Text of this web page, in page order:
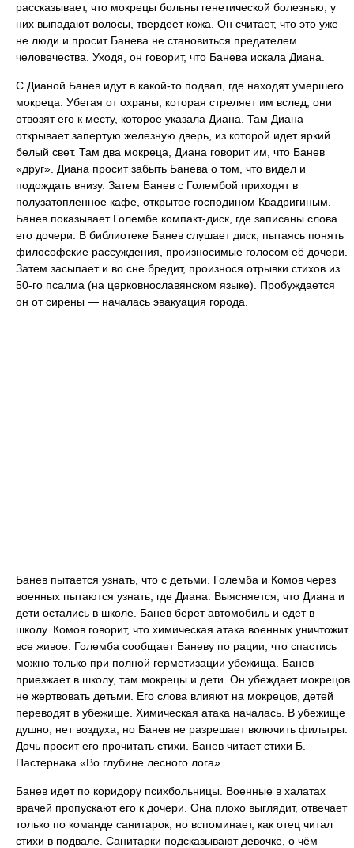
рассказывает, что мокрецы больны генетической болезнью, у
них выпадают волосы, твердеет кожа. Он считает, что это уже
не люди и просит Банева не становиться предателем
человечества. Уходя, он говорит, что Банева искала Диана.
С Дианой Банев идут в какой-то подвал, где находят умершего
мокреца. Убегая от охраны, которая стреляет им вслед, они
отвозят его к месту, которое указала Диана. Там Диана
открывает запертую железную дверь, из которой идет яркий
белый свет. Там два мокреца, Диана говорит им, что Банев
«друг». Диана просит забыть Банева о том, что видел и
подождать внизу. Затем Банев с Голембой приходят в
полузатопленное кафе, открытое господином Квадригиным.
Банев показывает Голембе компакт-диск, где записаны слова
его дочери. В библиотеке Банев слушает диск, пытаясь понять
философские рассуждения, произносимые голосом её дочери.
Затем засыпает и во сне бредит, произнося отрывки стихов из
50-го псалма (на церковнославянском языке). Пробуждается
он от сирены — началась эвакуация города.
Банев пытается узнать, что с детьми. Големба и Комов через
военных пытаются узнать, где Диана. Выясняется, что Диана и
дети остались в школе. Банев берет автомобиль и едет в
школу. Комов говорит, что химическая атака военных уничтожит
все живое. Големба сообщает Баневу по рации, что спастись
можно только при полной герметизации убежища. Банев
приезжает в школу, там мокрецы и дети. Он убеждает мокрецов
не жертвовать детьми. Его слова влияют на мокрецов, детей
переводят в убежище. Химическая атака началась. В убежище
душно, нет воздуха, но Банев не разрешает включить фильтры.
Дочь просит его прочитать стихи. Банев читает стихи Б.
Пастернака «Во глубине лесного лога».
Банев идет по коридору психбольницы. Военные в халатах
врачей пропускают его к дочери. Она плохо выглядит, отвечает
только по команде санитарок, но вспоминает, как отец читал
стихи в подвале. Санитарки подсказывают девочке, о чём